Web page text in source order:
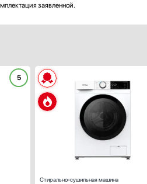
заявленной.
5
Тип установки:
Максимальная загрузка (кг):
Скорость отжима (об/мин):
Количество режимов стирки:
Стирально-сушильная машина